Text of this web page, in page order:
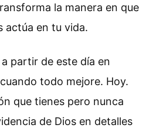
la manera en que
actúa en tu vida.
partir de este día en
todo mejore. Hoy.
que tienes pero nunca
de Dios en detalles